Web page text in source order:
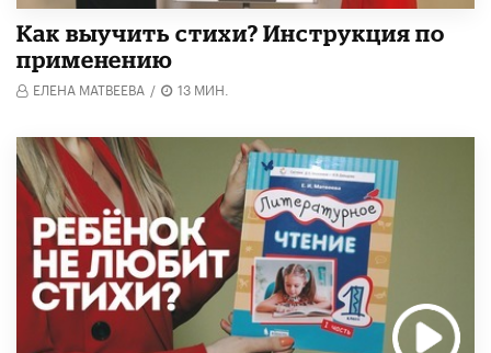
Как выучить стихи? Инструкция по
применению
ЕЛЕНА МАТВЕЕВА / 13 МИН.